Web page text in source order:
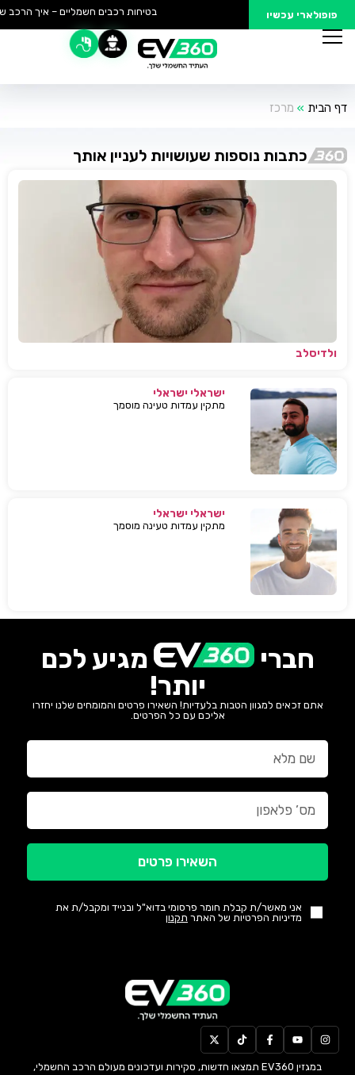
פופולארי עכשיו בטיחות רכבים חשמליים – איך הרכב
דף הבית » מרכז
כתבות נוספות שעושויות לעניין אותך
ולדיסלב
ישראלי ישראלי
מתקין עמדות טעינה מוסמך
ישראלי ישראלי
מתקין עמדות טעינה מוסמך
חברי
מגיע לכם
יותר!
אתם זכאים למגוון הטבות בלעדיות! השאירו פרטים והמומחים שלנו יחזרו
אליכם עם כל הפרטים.
אני מאשר/ת קבלת חומר פרסומי בדוא"ל ובנייד ומקבל/ת את
מדיניות הפרטיות של האתר תקנון
השאירו פרטים
במגזין EV360 תמצאו חדשות, סקירות ועדכונים מעולם הרכב החשמלי,